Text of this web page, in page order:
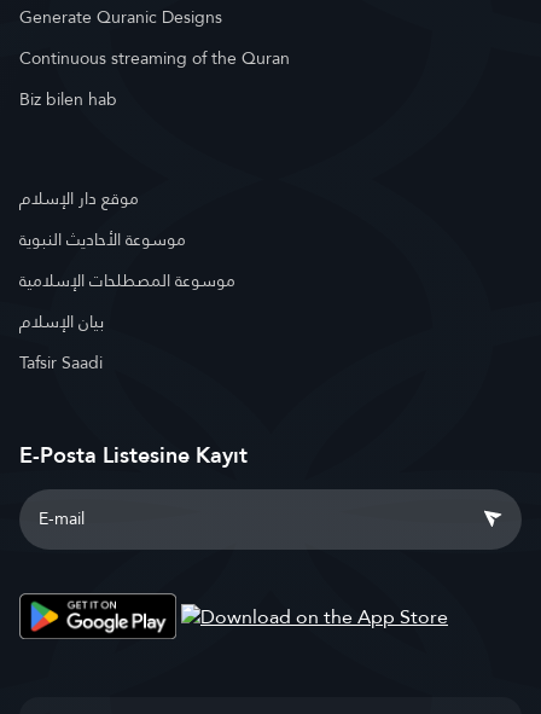
Generate Quranic Designs
Continuous streaming of the Quran
Biz bilen hab
موقع دار الإسلام
موسوعة الأحاديث النبوية
موسوعة المصطلحات الإسلامية
بيان الإسلام
Tafsir Saadi
E-Posta Listesine Kayıt